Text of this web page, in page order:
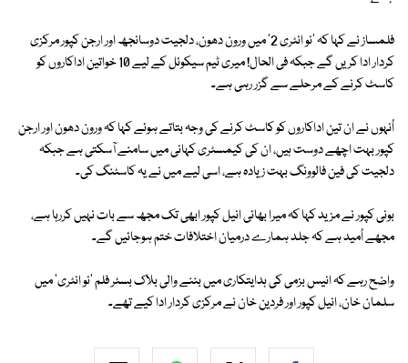
فلمساز نے کہا کہ 'نو انٹری 2' میں ورون دھون، دلجیت دوسانجھ اور ارجن کپور مرکزی
کردار ادا کریں گے جبکہ فی الحال! میری ٹیم سیکوئل کے لیے 10 خواتین اداکاروں کو
کاسٹ کرنے کے مرحلے سے گزر رہی ہے۔
اُنہوں نے ان تین اداکاروں کو کاسٹ کرنے کی وجہ بتاتے ہوئے کہا کہ ورون دھون اور ارجن
کپور بہت اچھے دوست ہیں، ان کی کیمسٹری کہانی میں سامنے آسکتی ہے جبکہ
دلجیت کی فین فالوونگ بہت زیادہ ہے، اسی لیے میں نے یہ کاسٹنگ کی۔
بونی کپور نے مزید کہا کہ میرا بھائی انیل کپور ابھی تک مجھ سے بات نہیں کررہا ہے،
مجھے اُمید ہے کہ جلد ہمارے درمیان اختلافات ختم ہوجائیں گے۔
واضح رہے کہ انیس بزمی کی ہدایتکاری میں بننے والی بلاک بسٹر فلم 'نو انٹری' میں
سلمان خان، انیل کپور اور فردین خان نے مرکزی کردار ادا کیے تھے۔